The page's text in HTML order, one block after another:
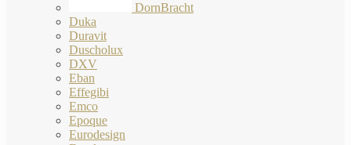
DornBracht
Duka
Duravit
Duscholux
DXV
Eban
Effegibi
Emco
Epoque
Eurodesign